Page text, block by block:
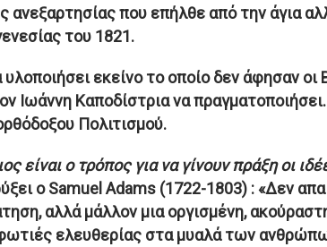
ανεξαρτησίας που επήλθε από την άγια
του 1821.
εκείνο το οποίο δεν άφησαν
Ιωάννη Καποδίστρια να
Πολιτισμού.
είναι ο τρόπος για να γίνουν πράξη οι
ο Samuel Adams (1722-1803) : «Δεν
αλλά μάλλον μια οργισμένη,
ελευθερίας στα μυαλά των